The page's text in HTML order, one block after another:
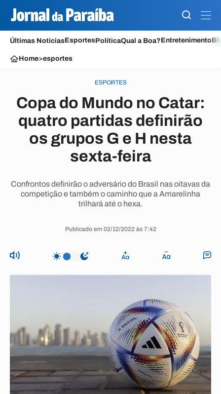
Últimas NotíciasEsportesPolíticaQual a Boa?Entretenimento
Home>esportes
ESPORTES
Copa do Mundo no Catar:
quatro partidas definirão
os grupos G e H nesta
sexta-feira
Confrontos definirão o adversário do Brasil nas oitavas da
competição e também o caminho que a Amarelinha
trilhará até o hexa.
Publicado em 02/12/2022 às 7:42